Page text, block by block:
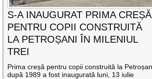
S-A INAUGURAT PRIMA CREȘĂ
PENTRU COPII CONSTRUITĂ
LA PETROȘANI ÎN MILENIUL
TREI
Prima creșă pentru copii construită la
după 1989 a fost inaugurată luni, 13 iulie